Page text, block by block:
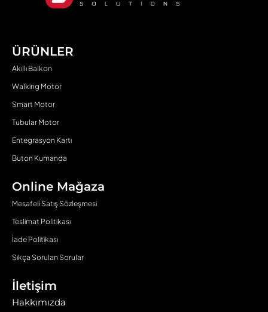
ÜRÜNLER
Akıllı Balkon
Walking Motor
Smart Motor
Tubular Motor
Entegrasyon Kartı
Buton Kumanda
Online Mağaza
Mesafeli Satış Sözleşmesi
Teslimat Politikası
İade Politikası
Sıkça Sorulan Sorular
İletişim
Hakkımızda